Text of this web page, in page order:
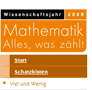
Start
Schatzkisten
Viel und Wenig